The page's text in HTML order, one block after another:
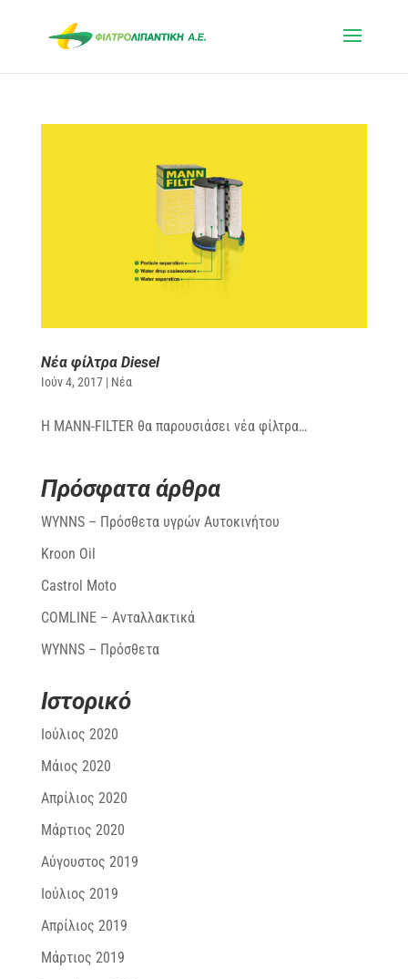
Νέα φίλτρα Diesel
Ιούν 4, 2017| Νέα
Η MANN-FILTER θα παρουσιάσει νέα φίλτρα…
Πρόσφατα άρθρα
WYNNS – Πρόσθετα υγρών Αυτοκινήτου
Kroon Oil
Castrol Moto
COMLINE – Ανταλλακτικά
WYNNS – Πρόσθετα
Ιστορικό
Ιούλιος 2020
Μάιος 2020
Απρίλιος 2020
Μάρτιος 2020
Αύγουστος 2019
Ιούλιος 2019
Απρίλιος 2019
Μάρτιος 2019